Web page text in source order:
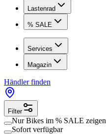
Lastenrad
% SALE
Services
Magazin
Händler finden
Filter
Nur Bikes im % SALE zeigen
Sofort verfügbar